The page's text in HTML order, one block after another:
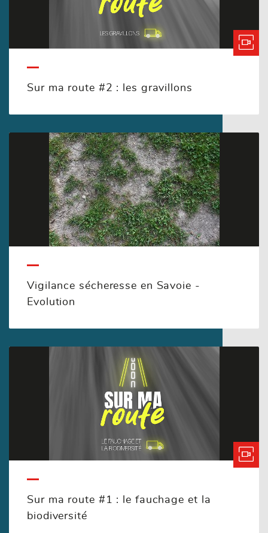
Sur ma route #2 : les gravillons
Vigilance sécheresse en Savoie -
Evolution
Sur ma route #1 : le fauchage et la
biodiversité